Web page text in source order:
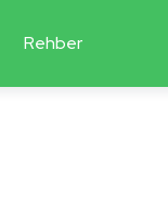
Rehber